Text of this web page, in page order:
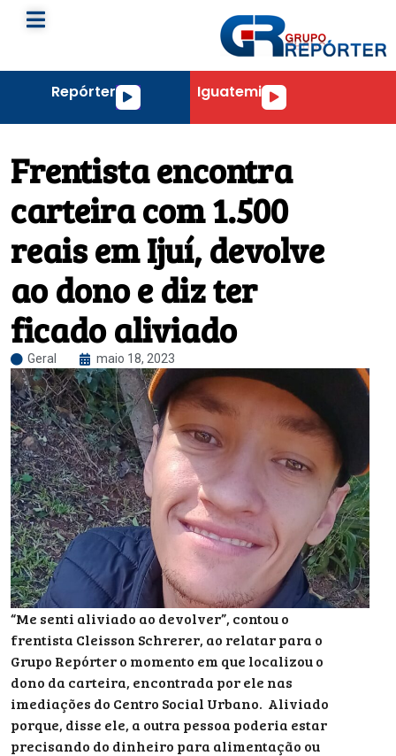
RepórterTocador
IguatemiTocador
Frentista encontra
carteira com 1.500
reais em Ijuí, devolve
ao dono e diz ter
ficado aliviado
Geral maio 18, 2023
“Me senti aliviado ao devolver”, contou o
frentista Cleisson Schrerer, ao relatar para o
Grupo Repórter o momento em que localizou o
dono da carteira, encontrada por ele nas
imediações do Centro Social Urbano. Aliviado
porque, disse ele, a outra pessoa poderia estar
precisando do dinheiro para alimentação ou